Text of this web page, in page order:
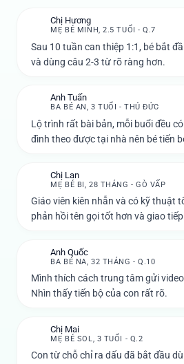
Chị Hương
MẸ BÉ MINH, 2.5 TUỔI - Q.7
Sau 10 tuần can thiệp 1:1, bé bắt
và dùng câu 2-3 từ rõ ràng hơn.
Anh Tuấn
BA BÉ AN, 3 TUỔI - THỦ ĐỨC
Lộ trình rất bài bản, mỗi buổi đều
đình theo được tại nhà nên bé tiến
Chị Lan
MẸ BÉ BI, 28 THÁNG - GÒ VẤP
Giáo viên kiên nhẫn và có kỹ thuật
phản hồi tên gọi tốt hơn và giao
Anh Quốc
BA BÉ NA, 32 THÁNG - Q.10
Mình thích cách trung tâm gửi
Nhìn thấy tiến bộ của con rất rõ.
Chị Mai
MẸ BÉ SOL, 3 TUỔI - Q.2
Con từ chỗ chỉ ra dấu đã bắt đầu